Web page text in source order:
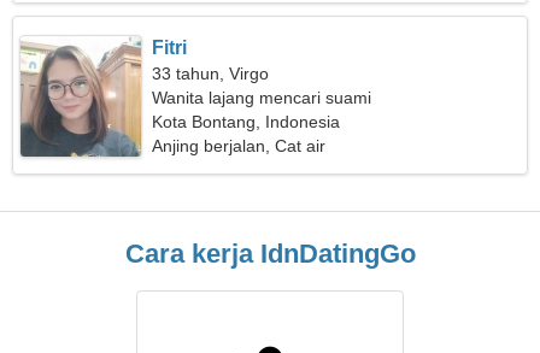
Fitri
33 tahun, Virgo
Wanita lajang mencari suami
Kota Bontang, Indonesia
Anjing berjalan, Cat air
Cara kerja IdnDatingGo